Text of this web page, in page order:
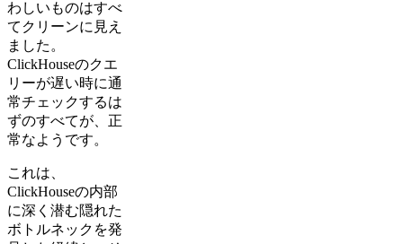
わしいものはすべ
てクリーンに見え
ました。
ClickHouseのクエ
リーが遅い時に通
常チェックするは
ずのすべてが、正
常なようです。
これは、
ClickHouseの内部
に深く潜む隠れた
ボトルネックを発